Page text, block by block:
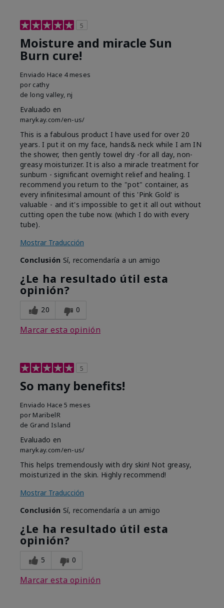
5
Moisture and miracle Sun
Burn cure!
Enviado Hace 4 meses
por cathy
de long valley, nj
Evaluado en
marykay.com/en-us/
This is a fabulous product I have used for over 20
years. I put it on my face, hands& neck while I am IN
the shower, then gently towel dry -for all day, non-
greasy moisturizer. It is also a miracle treatment for
sunburn - significant overnight relief and healing. I
recommend you return to the "pot" container, as
every infinitesimal amount of this 'Pink Gold' is
valuable - and it's impossible to get it all out without
cutting open the tube now. (which I do with every
tube).
Mostrar Traducción
Conclusión Sí, recomendaría a un amigo
¿Le ha resultado útil esta
opinión?
20 0
Marcar esta opinión
5
So many benefits!
Enviado Hace 5 meses
por MaribelR
de Grand Island
Evaluado en
marykay.com/en-us/
This helps tremendously with dry skin! Not greasy,
moisturized in the skin. Highly recommend!
Mostrar Traducción
Conclusión Sí, recomendaría a un amigo
¿Le ha resultado útil esta
opinión?
5 0
Marcar esta opinión